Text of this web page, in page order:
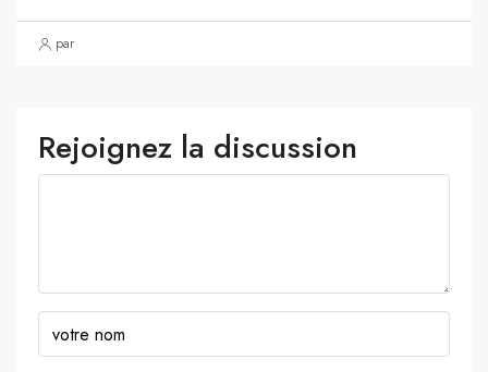
par
Rejoignez la discussion